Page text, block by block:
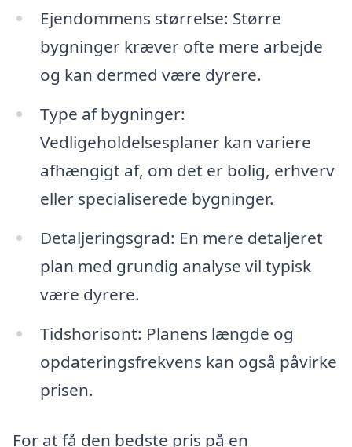
Ejendommens størrelse: Større
bygninger kræver ofte mere arbejde
og kan dermed være dyrere.
Type af bygninger:
Vedligeholdelsesplaner kan variere
afhængigt af, om det er bolig, erhverv
eller specialiserede bygninger.
Detaljeringsgrad: En mere detaljeret
plan med grundig analyse vil typisk
være dyrere.
Tidshorisont: Planens længde og
opdateringsfrekvens kan også påvirke
prisen.
For at få den bedste pris på en